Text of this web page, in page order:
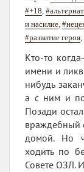
#+18,
и насилие,
#развитие героя,
Кто-то
имени и
нибудь
а с ним и
Позади
враждебный
домой. Но
ходить по
Совете ОЗЛ. И